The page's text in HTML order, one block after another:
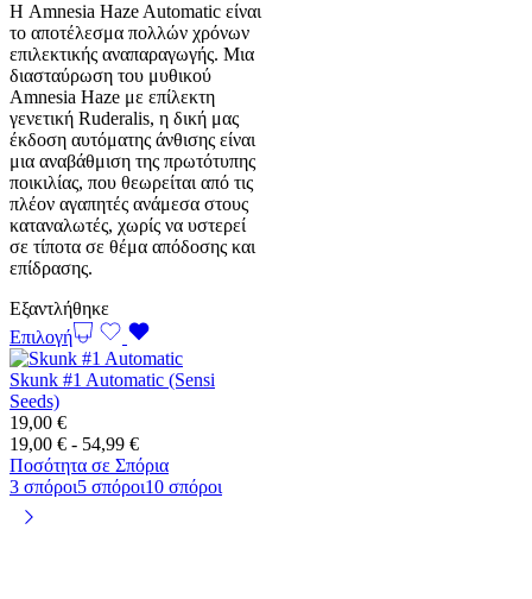
75,00 €
Η Amnesia Haze Automatic είναι
το αποτέλεσμα πολλών χρόνων
επιλεκτικής αναπαραγωγής. Μια
διασταύρωση του μυθικού
Amnesia Haze με επίλεκτη
γενετική Ruderalis, η δική μας
έκδοση αυτόματης άνθισης είναι
μια αναβάθμιση της πρωτότυπης
ποικιλίας, που θεωρείται από τις
πλέον αγαπητές ανάμεσα στους
καταναλωτές, χωρίς να υστερεί
σε τίποτα σε θέμα απόδοσης και
επίδρασης.
Εξαντλήθηκε
Επιλογή
Skunk #1 Automatic (Sensi
Seeds)
19,00 €
19,00 € - 54,99 €Εύρος
τιμών:
19,00 €
Ποσότητα σε Σπόρια
3 σπόροι5 σπόροι10 σπόροι